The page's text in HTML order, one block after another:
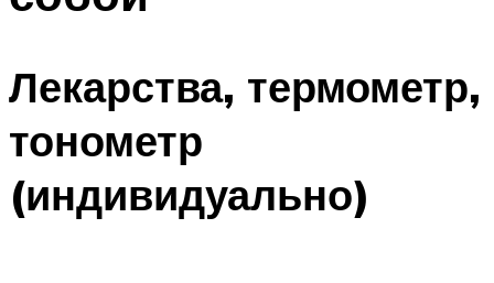
Лекарства, термометр,
тонометр
(индивидуально)